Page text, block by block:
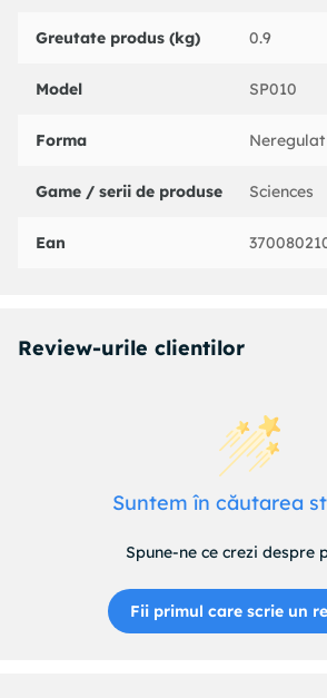
Greutate produs (kg) 0.9
Model SP010
Forma Neregulat
Game / serii de produse Sciences
Ean
Review-urile clientilor
Suntem în căutarea
Spune-ne ce crezi despre
Fii primul care scrie un